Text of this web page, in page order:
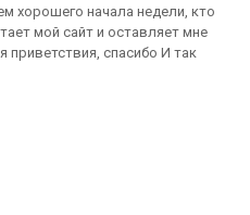
хорошего начала недели, кто
мой сайт и оставляет мне
приветствия, спасибо И так